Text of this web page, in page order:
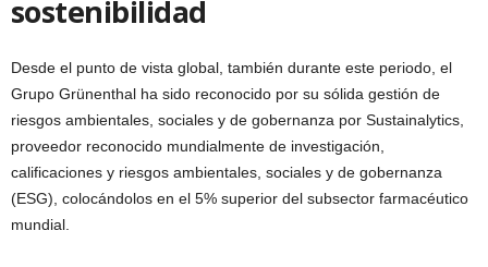
sostenibilidad
Desde el punto de vista global, también durante este periodo, el
Grupo Grünenthal ha sido reconocido por su sólida gestión de
riesgos ambientales, sociales y de gobernanza por Sustainalytics,
proveedor reconocido mundialmente de investigación,
calificaciones y riesgos ambientales, sociales y de gobernanza
(ESG), colocándolos en el 5% superior del subsector farmacéutico
mundial.